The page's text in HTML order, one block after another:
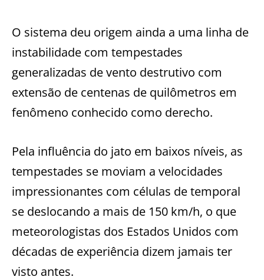
O sistema deu origem ainda a uma linha de
instabilidade com tempestades
generalizadas de vento destrutivo com
extensão de centenas de quilômetros em
fenômeno conhecido como derecho.
Pela influência do jato em baixos níveis, as
tempestades se moviam a velocidades
impressionantes com células de temporal
se deslocando a mais de 150 km/h, o que
meteorologistas dos Estados Unidos com
décadas de experiência dizem jamais ter
visto antes.